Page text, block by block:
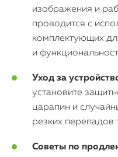
изображения и
проводится с
комплектующих
и
Уход за
установите
царапин и
резких перепадов
Советы по